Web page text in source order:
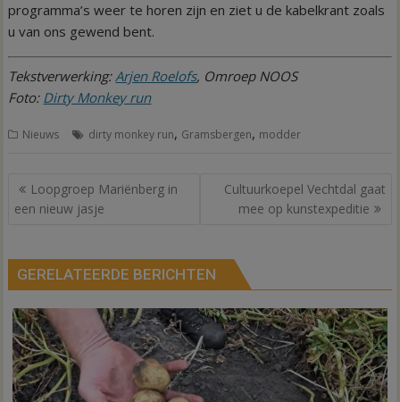
programma’s weer te horen zijn en ziet u de kabelkrant zoals
u van ons gewend bent.
Tekstverwerking: Arjen Roelofs, Omroep NOOS
Foto: Dirty Monkey run
Nieuws dirty monkey run, Gramsbergen, modder
Bericht
navigatie
Loopgroep Mariënberg in
een nieuw jasje
Cultuurkoepel Vechtdal gaat
mee op kunstexpeditie
GERELATEERDE BERICHTEN